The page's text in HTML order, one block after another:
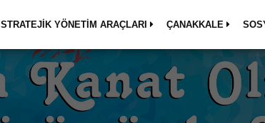
STRATEJİK YÖNETİM ARAÇLARI ÇANAKKALE